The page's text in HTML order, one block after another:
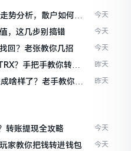
势分析，散户如何避
今天
，这几步别搞错 今天
回？老张教你几招 今天
？手把手教你转成
昨天
啥样了？老手教你咋
昨天
转账提现全攻略 今天
家教你把钱转进钱包 今天